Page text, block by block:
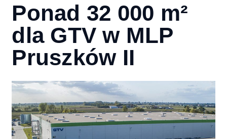
Ponad 32 000 m²
dla GTV w MLP
Pruszków II